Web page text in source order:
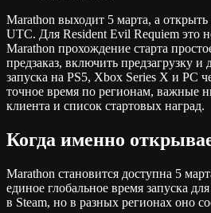
Marathon выходит 5 марта, а
UTC. Для Resident Evil Requiem это
Marathon прохождение старта
предзаказ, включить предзагрузку и
запуска на PS5, Xbox Series X и PC
точное время по регионам, важные
клиента и список стартовых наград.
Когда именно
Marathon становится доступна 5
единое глобальное время запуска
в Steam, но в разных регионах оно